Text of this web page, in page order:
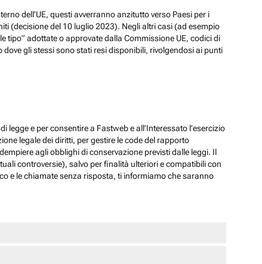
dell’UE, questi avverranno anzitutto verso Paesi per i
(decisione del 10 luglio 2023). Negli altri casi (ad esempio
tipo” adottate o approvate dalla Commissione UE, codici di
gli stessi sono stati resi disponibili, rivolgendosi ai punti
e per consentire a Fastweb e all’Interessato l’esercizio
legale dei diritti, per gestire le code del rapporto
agli obblighi di conservazione previsti dalle leggi. Il
controversie), salvo per finalità ulteriori e compatibili con
e le chiamate senza risposta, ti informiamo che saranno